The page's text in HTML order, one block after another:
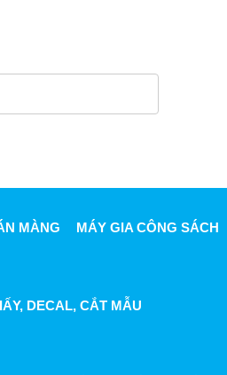
MÀNG MÁY GIA CÔNG SÁCH
DECAL, CẮT MẪU